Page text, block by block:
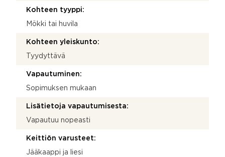
Kohteen tyyppi:
Mökki tai huvila
Kohteen yleiskunto:
Tyydyttävä
Vapautuminen:
Sopimuksen mukaan
Lisätietoja vapautumisesta:
Vapautuu nopeasti
Keittiön varusteet:
Jääkaappi ja liesi